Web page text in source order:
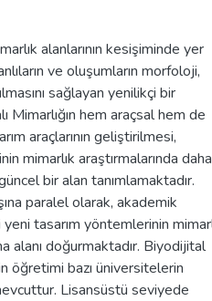
alanlarının kesişiminde yer
ve oluşumların morfoloji,
sağlayan yenilikçi bir
Mimarlığın hem araçsal hem de
araçlarının geliştirilmesi,
mimarlık araştırmalarında daha
bir alan tanımlamaktadır.
paralel olarak, akademik
tasarım yöntemlerinin
alanı doğurmaktadır. Biyodijital
öğretimi bazı üniversitelerin
Lisansüstü seviyede